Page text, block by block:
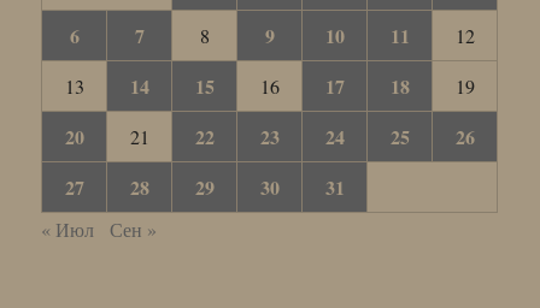
6
7 8 9 10 11
12
13
14 15 16 17 18 19
20 21 22 23 24 25
26
27
28 29 30 31
« Июл Сен »